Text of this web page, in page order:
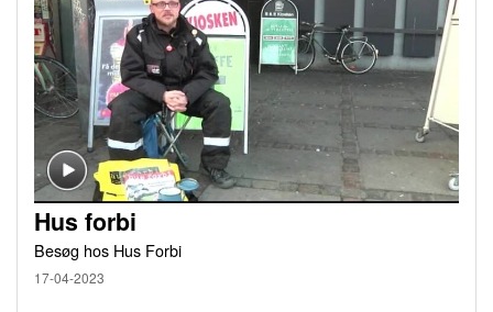
Hus forbi
Besøg hos Hus Forbi
17-04-2023